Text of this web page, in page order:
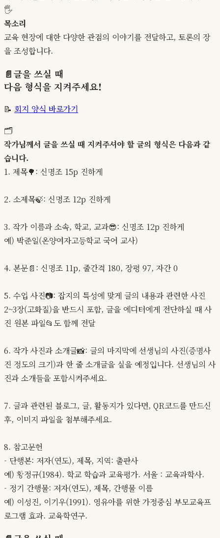
🖐️
목소리
교육 현장에 대한 다양한 관점의 이야기를 전달하고, 토론의 장
을 조성합니다.
📄글을 쓰실 때
다음 형식을 지켜주세요!
📝 회지 양식 바로가기
🗂️
작가님께서 글을 쓰실 때 지켜주셔야 할 글의 형식은 다음과 같
습니다.
1. 제목🌳: 신명조 15p 진하게
2. 소제목🍃: 신명조 12p 진하게
3. 작가 이름과 소속, 학교, 교과😎: 신명조 12p 진하게
예) 박준일(온양여자고등학교 국어 교사)
4. 본문📄: 신명조 11p, 줄간격 180, 장평 97, 자간 0
5. 수업 사진📷: 잡지의 특성에 맞게 글의 내용과 관련한 사진
2~3장(고화질)을 반드시 포함, 글을 에디터에게 전단하실 때 사
진 원본 파일📂도 함께 전달
6. 작가 사진과 소개글📸: 글의 마지막에 선생님의 사진(증명사
진 정도의 크기)과 한 줄 소개글을 실을 예정입니다. 선생님의 사
진과 소개들을 포함시켜주세요.
7. 글과 관련된 블로그, 글, 활동지가 있다면, QR코드를 만드신
후, 이미지 파일을 첨부해주세요.
8. 참고문헌
- 단행본: 저자(연도), 제목, 지역: 출판사
예) 황정규(1984). 학교 학습과 교육평가. 서울 : 교육과학사.
- 정기 간행물: 저자(연도), 제목, 간행물 이름
예) 이성진, 이기우(1991). 영유아를 위한 가정중심 부모교육프
로그램 효과. 교육학연구.